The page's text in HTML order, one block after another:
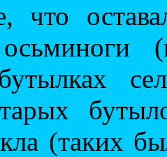
что
осьминоги
(таких